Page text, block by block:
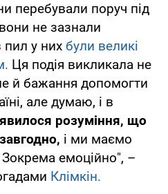
перебували поруч під
не зазнали
пил у них були великі
Ця подія викликала не
й бажання допомогти
але думаю, і в
розуміння, що
і ми маємо
Зокрема емоційно", –
Клімкін.